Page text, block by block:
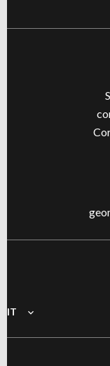
IT